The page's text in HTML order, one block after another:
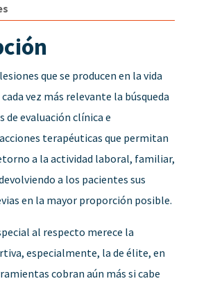
que se producen en la vida
vez más relevante la búsqueda
de evaluación clínica e
terapéuticas que permitan
a la actividad laboral, familiar,
a los pacientes sus
en la mayor proporción posible.
al respecto merece la
especialmente, la de élite, en
cobran aún más si cabe